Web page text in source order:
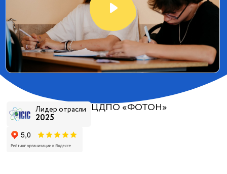
Лидер отрасли
2025
ЦДПО «ФОТОН»